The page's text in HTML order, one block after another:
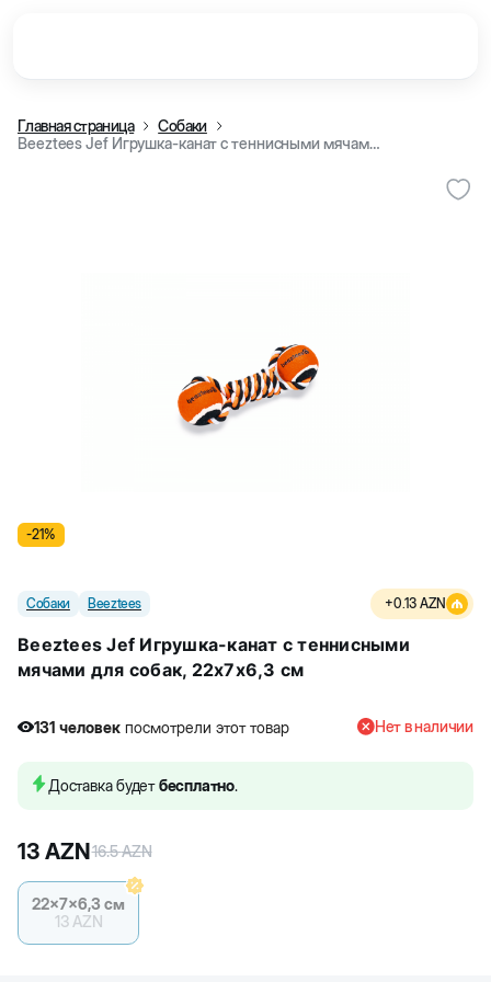
Главная страница
Собаки
Beeztees Jef Игрушка-канат с теннисными мячами для собак, 22x7x6,3 см
-21%
Собаки Beeztees +0.13 AZN
Beeztees Jef Игрушка-канат с теннисными
мячами для собак, 22x7x6,3 см
131 человек посмотрели этот товар
131 человек посмотрели этот товар
Нет в наличии
Доставка будетбесплатно.
13 AZN16.5AZN
22x7x6,3 см
13 AZN